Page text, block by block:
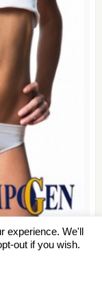
experience. We'll
out if you wish.